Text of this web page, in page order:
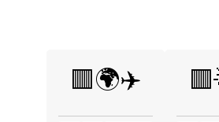
🟥🌍✈️